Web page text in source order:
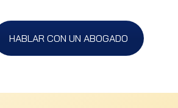
HABLAR CON UN ABOGADO